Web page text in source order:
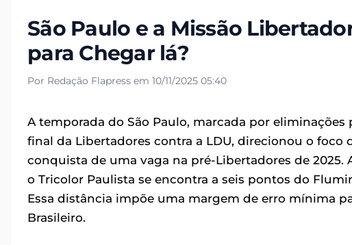
São Paulo e a Missão
para Chegar lá?
Por Redação Flapress em 10/11/2025 05:40
A temporada do São Paulo, marcada por
final da Libertadores contra a LDU, direcionou o foco
conquista de uma vaga na pré-Libertadores de
o Tricolor Paulista se encontra a seis pontos do
Essa distância impõe uma margem de erro mínima
Brasileiro.